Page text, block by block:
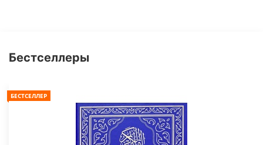
Бестселлеры
БЕСТСЕЛЛЕР